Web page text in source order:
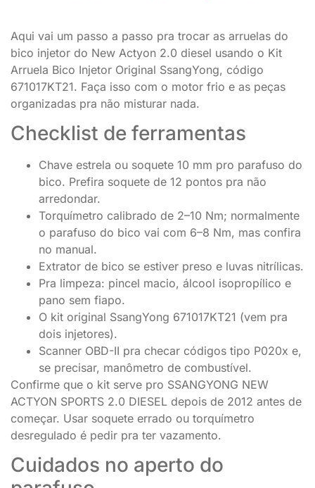
Aqui vai um passo a passo pra trocar as arruelas do
bico injetor do New Actyon 2.0 diesel usando o Kit
Arruela Bico Injetor Original SsangYong, código
671017KT21. Faça isso com o motor frio e as peças
organizadas pra não misturar nada.
Checklist de ferramentas
Chave estrela ou soquete 10 mm pro parafuso do
bico. Prefira soquete de 12 pontos pra não
arredondar.
Torquímetro calibrado de 2–10 Nm; normalmente
o parafuso do bico vai com 6–8 Nm, mas confira
no manual.
Extrator de bico se estiver preso e luvas nitrílicas.
Pra limpeza: pincel macio, álcool isopropílico e
pano sem fiapo.
O kit original SsangYong 671017KT21 (vem pra
dois injetores).
Scanner OBD-II pra checar códigos tipo P020x e,
se precisar, manômetro de combustível.
Confirme que o kit serve pro SSANGYONG NEW
ACTYON SPORTS 2.0 DIESEL depois de 2012 antes de
começar. Usar soquete errado ou torquímetro
desregulado é pedir pra ter vazamento.
Cuidados no aperto do